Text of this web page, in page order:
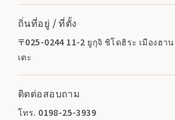
ถิ่นที่อยู่ / ที่ตั้ง
〒025-0244 11-2 ยูกุจิ ชิโดฮิระ เมืองฮา
เตะ
ติดต่อสอบถาม
โทร. 0198-25-3939